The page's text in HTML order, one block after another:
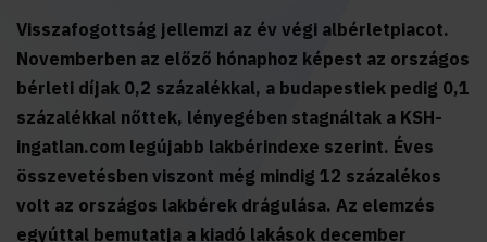
Visszafogottság jellemzi az év végi albérletpiacot.
Novemberben az előző hónaphoz képest az országos
bérleti díjak 0,2 százalékkal, a budapestiek pedig 0,1
százalékkal nőttek, lényegében stagnáltak a KSH-
ingatlan.com legújabb lakbérindexe szerint. Éves
összevetésben viszont még mindig 12 százalékos
volt az országos lakbérek drágulása. Az elemzés
egyúttal bemutatja a kiadó lakások december